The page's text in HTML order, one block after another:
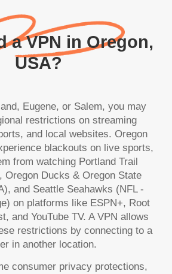
a VPN in Oregon,
USA?
Eugene, or Salem, you may
restrictions on streaming
and local websites. Oregon
blackouts on live sports,
from watching Portland Trail
Oregon Ducks & Oregon State
and Seattle Seahawks (NFL -
on platforms like ESPN+, Root
and YouTube TV. A VPN allows
restrictions by connecting to a
in another location.
consumer privacy protections,